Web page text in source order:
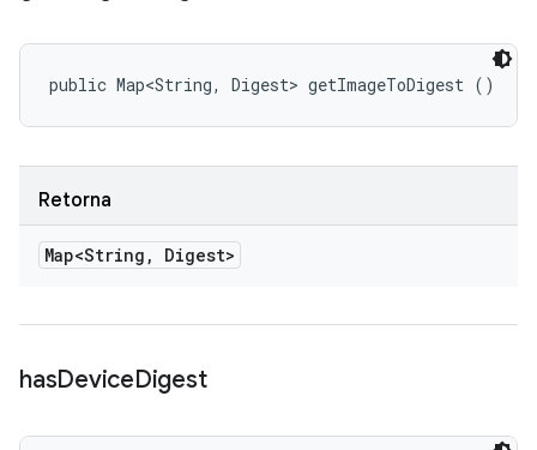
public Map<String, Digest> getImageToDigest ()
Retorna
Map<String , Digest>
hasDeviceDigest